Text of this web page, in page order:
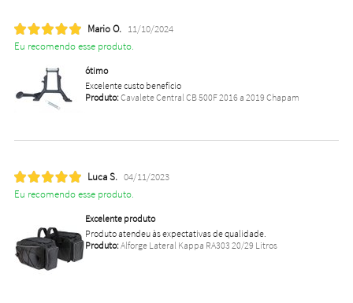
Mario O. 11/10/2024
Eu recomendo esse produto.
ótimo
Excelente custo benefício
Produto:Cavalete Central CB 500F 2016 a 2019 Chapam
Luca S. 04/11/2023
Eu recomendo esse produto.
Excelente produto
Produto atendeu às expectativas de qualidade.
Produto:Alforge Lateral Kappa RA303 20/29 Litros